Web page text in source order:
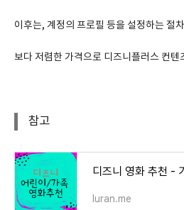
이후는, 계정의 프로필 등을 설정하는 절
보다 저렴한 가격으로 디즈니플러스 컨텐
참고
디즈니 영화 추천 -
luran.me